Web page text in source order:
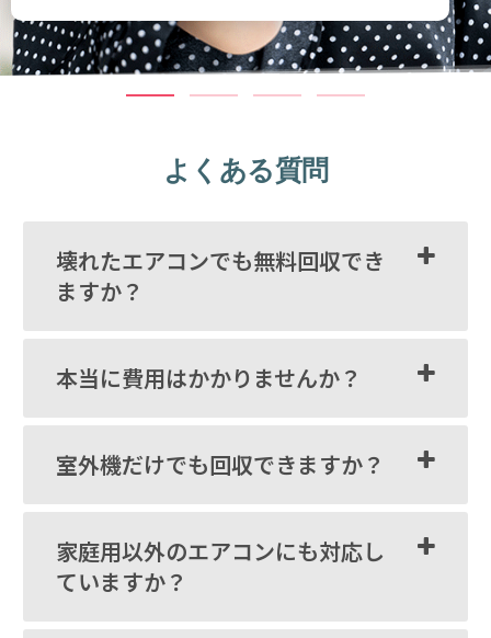
よくある質問
壊れたエアコンでも無料回収でき
ますか？
本当に費用はかかりませんか？
室外機だけでも回収できますか？
家庭用以外のエアコンにも対応し
ていますか？